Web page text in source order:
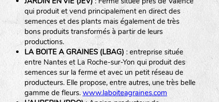
qui produit et vend principalement en direct des
semences et des plants mais également de très
bons produits transformés à partir de leurs
productions.
LA BOITE A GRAINES (LBAG) : entreprise située
entre Nantes et La Roche-sur-Yon qui produit des
semences sur la ferme et avec un petit réseau de
producteurs. Elle propose, entre autres, une très belle
gamme de fleurs. www.laboiteagraines.com
Plantes aromatiques